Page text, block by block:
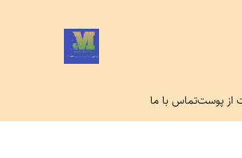
از پوستتماس با ما